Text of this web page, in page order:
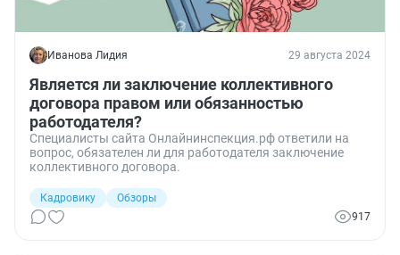
Иванова Лидия 29 августа 2024
Является ли заключение коллективного
договора правом или обязанностью
работодателя?
Специалисты сайта Онлайнинспекция.рф ответили на
вопрос, обязателен ли для работодателя заключение
коллективного договора.
Кадровику
Обзоры
917